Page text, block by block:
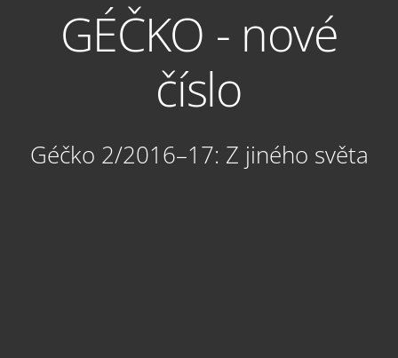
GÉČKO - nové
číslo
Géčko 2/2016–17: Z jiného světa